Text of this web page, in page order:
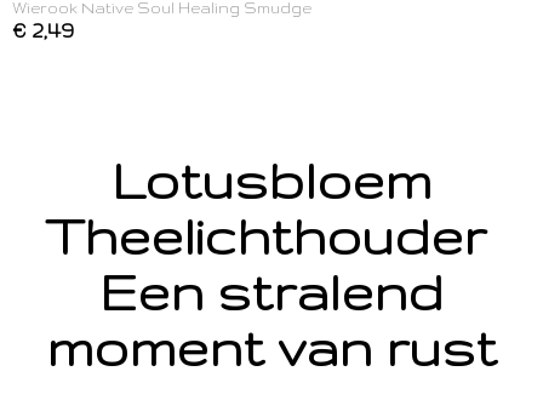
Wierook Native Soul Healing Smudge
€ 2,49
Lotusbloem
Theelichthouder
Een stralend
moment van rust